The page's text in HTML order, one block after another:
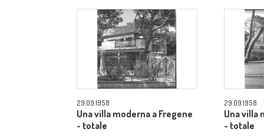
29.09.1958
Una villa moderna a Fregene
- totale
29.09.1958
Una villa
- totale